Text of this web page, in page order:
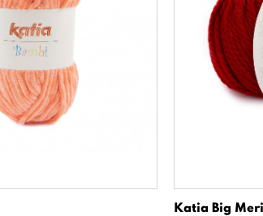
Katia Big